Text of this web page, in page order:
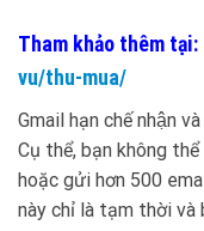
Tham khảo thêm tại:
vu/thu-mua/
Gmail hạn chế nhận
Cụ thể, bạn không
hoặc gửi hơn 500
này chỉ là tạm thời